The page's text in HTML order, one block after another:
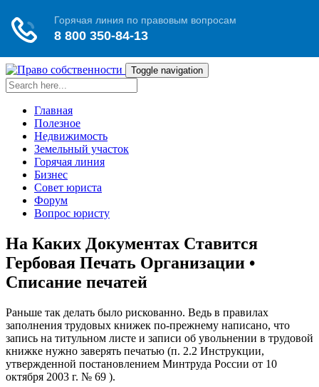
Toggle navigation
Главная
Полезное
Недвижимость
Земельный участок
Горячая линия
Бизнес
Совет юриста
Форум
Вопрос юристу
На Каких Документах Ставится
Гербовая Печать Организации •
Списание печатей
Раньше так делать было рискованно. Ведь в правилах
заполнения трудовых книжек по-прежнему написано, что
запись на титульном листе и записи об увольнении в трудовой
книжке нужно заверять печатью (п. 2.2 Инструкции,
утвержденной постановлением Минтруда России от 10
октября 2003 г. № 69 ).